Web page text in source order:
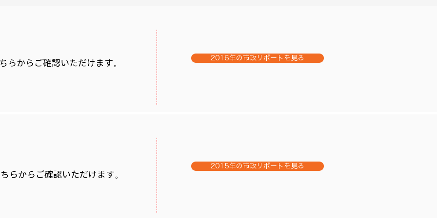
らからご確認いただけます。 2016年の市政リポートを見る
らからご確認いただけます。
2015年の市政リポートを見る